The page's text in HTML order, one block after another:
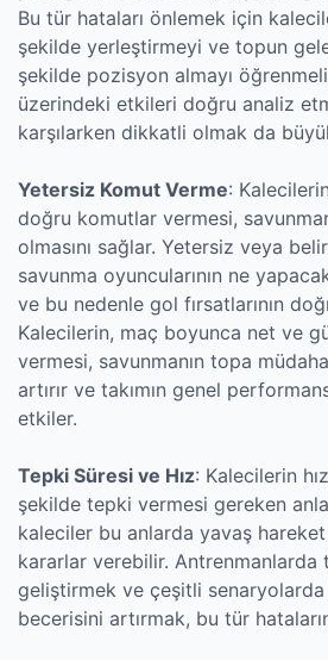
Bu tür hataları önlemek için
şekilde yerleştirmeyi ve topun
şekilde pozisyon almayı
üzerindeki etkileri doğru analiz
karşılarken dikkatli olmak da
Yetersiz Komut Verme:
doğru komutlar vermesi,
olmasını sağlar. Yetersiz veya
savunma oyuncularının ne
ve bu nedenle gol fırsatlarının
Kalecilerin, maç boyunca net ve
vermesi, savunmanın topa
artırır ve takımın genel
etkiler.
Tepki Süresi ve Hız: Kalecilerin
şekilde tepki vermesi gereken
kaleciler bu anlarda yavaş
kararlar verebilir. Antrenmanlarda
geliştirmek ve çeşitli senaryolarda
becerisini artırmak, bu tür